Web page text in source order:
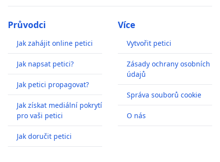
Průvodci
Jak zahájit online petici
Jak napsat petici?
Jak petici propagovat?
Jak získat mediální pokrytí
pro vaši petici
Jak doručit petici
Více
Vytvořit petici
Zásady ochrany osobních
údajů
Správa souborů cookie
O nás